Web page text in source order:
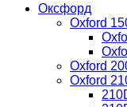
Оксфорд
Oxford
Oxford
Oxford